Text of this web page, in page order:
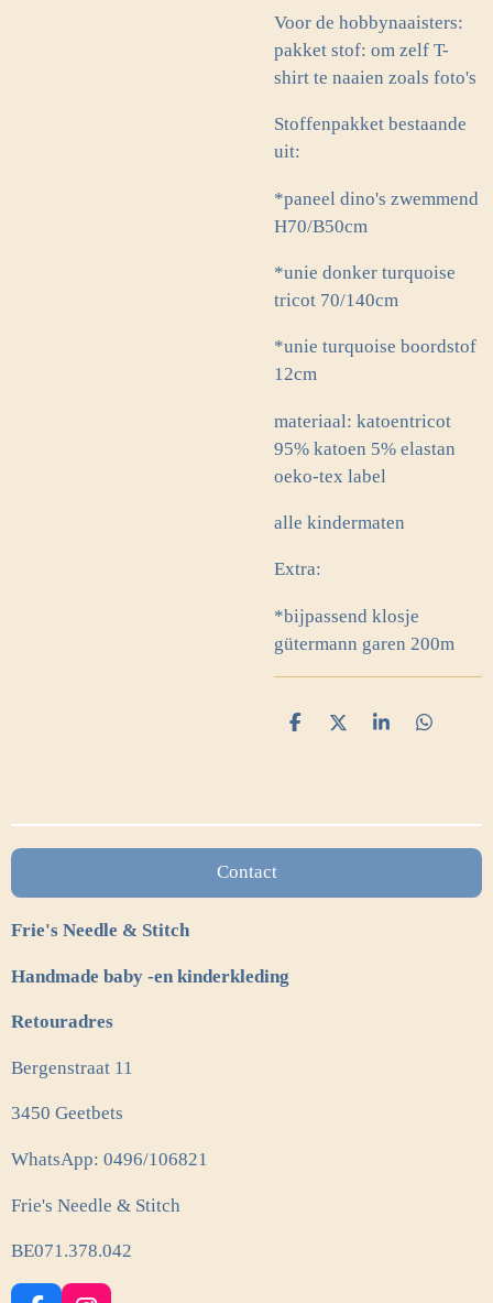
Voor de hobbynaaisters:
pakket stof: om zelf T-
shirt te naaien zoals foto's
Stoffenpakket bestaande
uit:
*paneel dino's zwemmend
H70/B50cm
*unie donker turquoise
tricot 70/140cm
*unie turquoise boordstof
12cm
materiaal: katoentricot
95% katoen 5% elastan
oeko-tex label
alle kindermaten
Extra:
*bijpassend klosje
gütermann garen 200m
D
D
S
D
Contact
Frie's Needle & Stitch
Handmade baby -en kinderkleding
Retouradres
Bergenstraat 11
3450 Geetbets
WhatsApp: 0496/106821
Frie's Needle & Stitch
BE071.378.042